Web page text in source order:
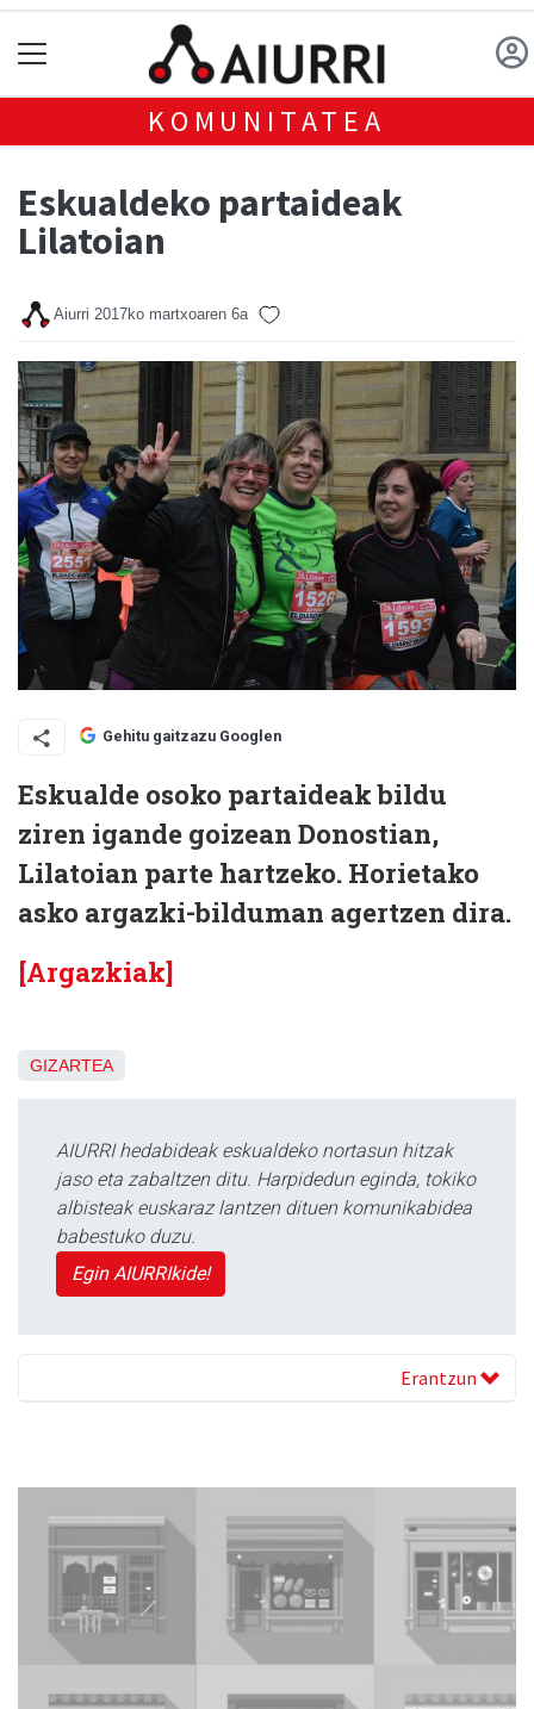
KOMUNITATEA
Eskualdeko partaideak
Lilatoian
Aiurri 2017ko martxoaren 6a
Gehitu gaitzazu Googlen
Eskualde osoko partaideak bildu
ziren igande goizean Donostian,
Lilatoian parte hartzeko. Horietako
asko argazki-bilduman agertzen dira.
[Argazkiak]
GIZARTEA
AIURRI hedabideak eskualdeko nortasun hitzak
jaso eta zabaltzen ditu. Harpidedun eginda, tokiko
albisteak euskaraz lantzen dituen komunikabidea
babestuko duzu.
Egin AIURRIkide!
Erantzun